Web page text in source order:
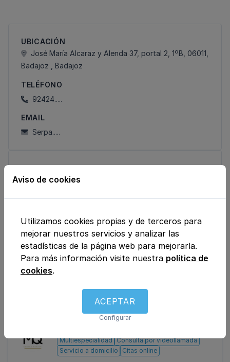
UBICACIÓN
José María Alcaraz y Alenda 37, portal 2, 1ºB, 06011,
Badajoz , Badajoz
TELÉFONO
92424.....
EMAIL
Serpa.....
HORARIO:
centro
Otros centros de interés
Multiespecialidad Consulta por videollamada
Servicio a domicilio
Citas online
Aviso de cookies
Utilizamos cookies propias y de terceros para
mejorar nuestros servicios y analizar las
estadísticas de la página web para mejorarla.
Para más información visite nuestra política de
cookies.
ACEPTAR
Configurar